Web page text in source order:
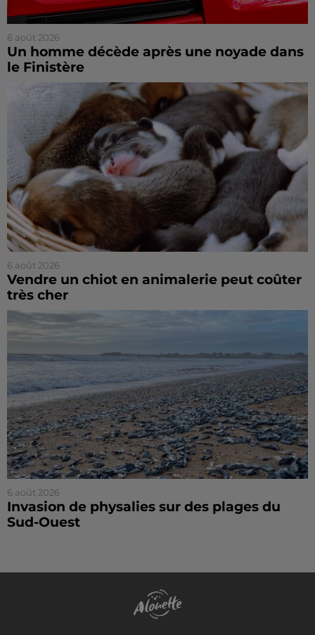
6 août 2026
Un homme décède après une noyade dans
le Finistère
6 août 2026
Vendre un chiot en animalerie peut coûter
très cher
6 août 2026
Invasion de physalies sur des plages du
Sud-Ouest